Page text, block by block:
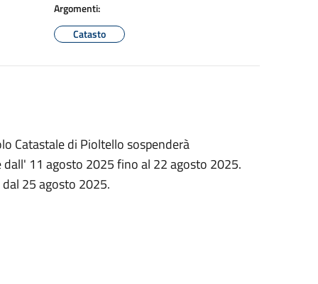
Argomenti:
Catasto
Catastale di Pioltello sospenderà
11 agosto 2025 fino al 22 agosto 2025.
25 agosto 2025.